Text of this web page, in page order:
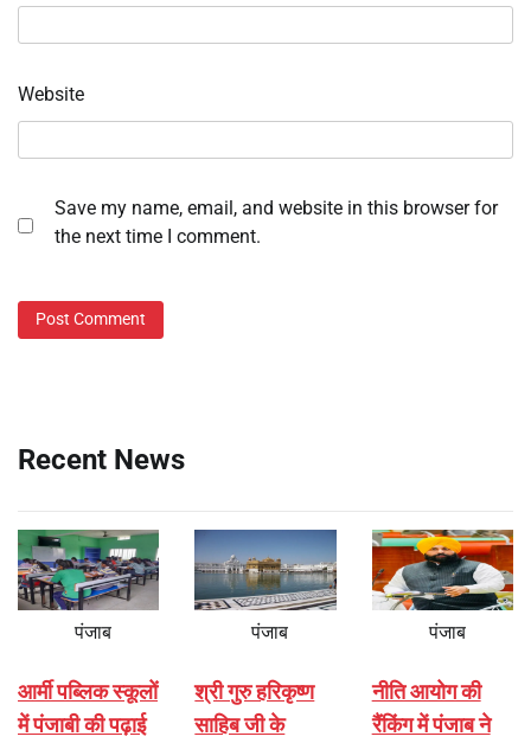
Website
Save my name, email, and website in this browser for
the next time I comment.
Recent News
पंजाब
आर्मी पब्लिक स्कूलों
में पंजाबी की पढ़ाई
पंजाब
श्री गुरु हरिकृष्ण
साहिब जी के
पंजाब
नीति आयोग की
रैंकिंग में पंजाब ने